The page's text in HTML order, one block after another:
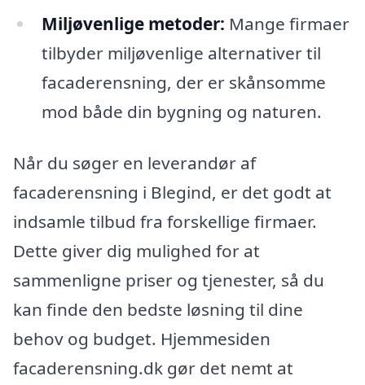
Miljøvenlige metoder: Mange firmaer
tilbyder miljøvenlige alternativer til
facaderensning, der er skånsomme
mod både din bygning og naturen.
Når du søger en leverandør af
facaderensning i Blegind, er det godt at
indsamle tilbud fra forskellige firmaer.
Dette giver dig mulighed for at
sammenligne priser og tjenester, så du
kan finde den bedste løsning til dine
behov og budget. Hjemmesiden
facaderensning.dk gør det nemt at